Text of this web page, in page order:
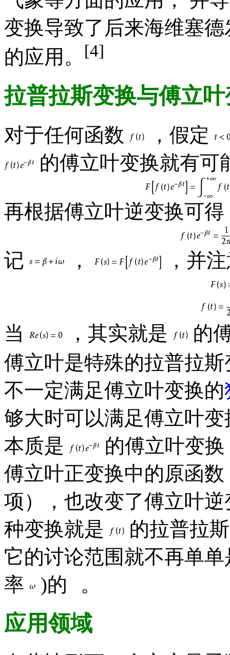
变换导致了后来海维塞
的应用。
[4]
拉普拉斯变换与傅立
对于任何函数
，假定
的傅立叶变换就有可
再根据傅立叶逆变换可得
记 ， ，并
当 ，其实就是
的
傅立叶是特殊的拉普拉斯
不一定满足傅立叶变换的
够大时可以满足傅立叶
本质是
的傅立叶变
傅立叶正变换中的原函
项），也改变了傅立叶
种变换就是
的拉普拉
它的讨论范围就不再单
率
)的 。
应用领域